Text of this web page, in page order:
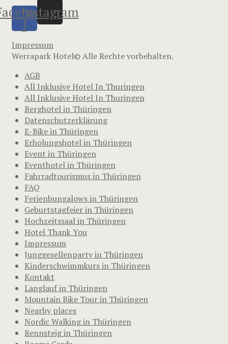
f
Instagram
Impressum
Werrapark Hotel© Alle Rechte vorbehalten.
AGB
All Inklusive Hotel In Thuringen
All Inklusive Hotel In Thuringen
Berghotel in Thüringen
Datenschutzerklärung
E-Bike in Thüringen
Erholungshotel in Thüringen
Event in Thüringen
Eventhotel in Thüringen
Fahrradtourismus in Thüringen
FAQ
Ferienbungalows in Thüringen
Geburtstagfeier in Thüringen
Hochzeitssaal in Thüringen
Hotel Thank You
Impressum
Junggesellenparty in Thüringen
Kinderschwimmkurs in Thüringen
Kontakt
Langlauf in Thüringen
Mountain Bike Tour in Thüringen
Nearby places
Nordic Walking in Thüringen
Rennsteig in Thüringen